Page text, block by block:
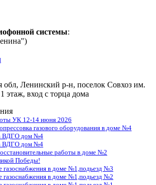
системы:
обл, Ленинский р-н, поселок Совхоз им.
этаж, вход с торца дома
УК 12-14 июня 2026
газового оборудования в доме №4
ВДГО дом №4
ВДГО дом №4
работы в доме №2
Победы!
газоснабжения в доме №1,подьезд №3
газоснабжения в доме №1,подьезд №2